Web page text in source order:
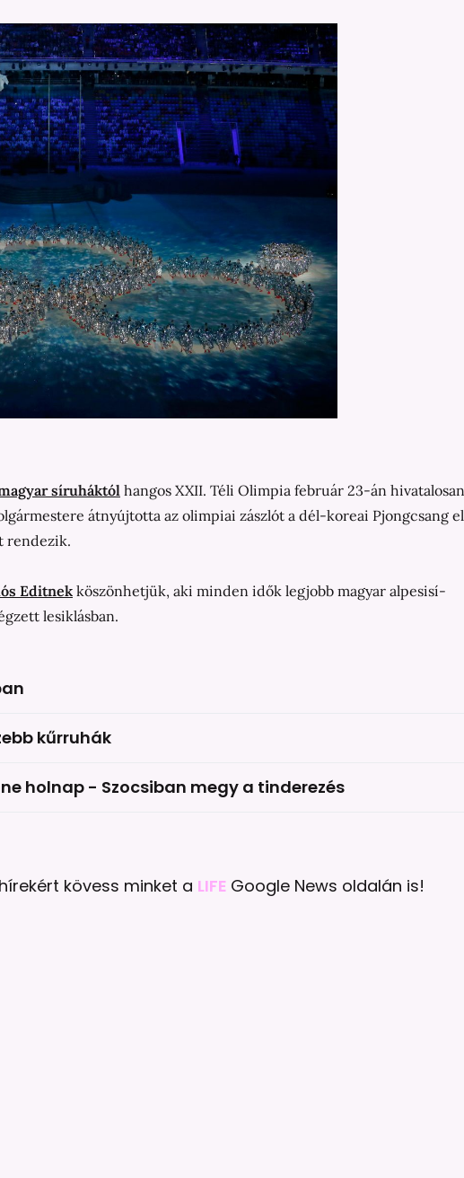
síruháktól hangos XXII. Téli Olimpia február 23-án
átnyújtotta az olimpiai zászlót a dél-koreai Pjongcsang
rendezik.
Editnekköszönhetjük, aki minden idők legjobb magyar alpesisí-
lesiklásban.
kűrruhák
holnap - Szocsiban megy a tinderezés
kövess minket a LIFE Google News oldalán is!